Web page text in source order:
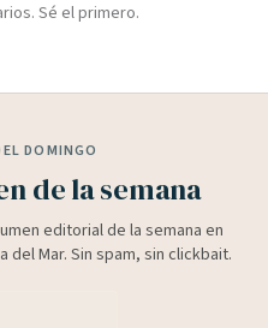
Sé el primero.
DOMINGO
de la semana
editorial de la semana en
del Mar. Sin spam, sin clickbait.